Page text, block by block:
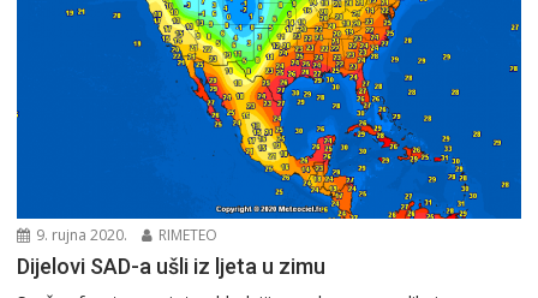
9. rujna 2020. RIMETEO
Dijelovi SAD-a ušli iz ljeta u zimu